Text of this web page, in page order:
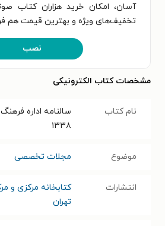
آسان، امکان خرید هزاران کتاب
تخفیف‌های ویژه و بهترین قیمت هم
نصب
مشخصات کتاب الکترونیکی
نام کتاب
سالنامه اداره
۱۳۳۸
موضوع مجلات تخصصی
انتشارات
کتابخانه مرکزی و
تهران